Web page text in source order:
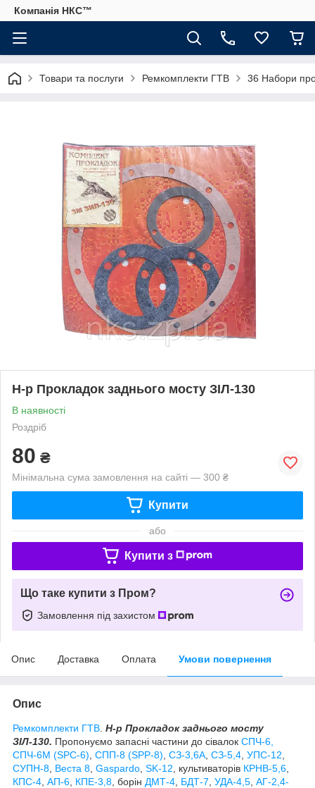
Компанія НКС™
Товари та послуги Ремкомплекти ГТВ 36 Набори
Н-р Прокладок заднього мосту ЗІЛ-130
В наявності
Роздріб
80 ₴
Мінімальна сума замовлення на сайті — 300 ₴
Купити
або
Купити з
Що таке купити з Пром?
Замовлення під захистом
Опис Доставка Оплата Умови повернення
Опис
Ремкомплекти ГТВ Н-р Прокладок заднього мосту
ЗІЛ-130. Пропонуємо запасні частини до сівалок СПЧ-6,
СПЧ-6М (ЅРС-6) СПП-8 (SPP-8) СЗ-3,6А СЗ-5,4 УПС-12
СУПН-8 Веста 8 Gaspardo SK-12 , культиваторів КРНВ-5,6
КПС-4 АП-6 КПЕ-3,8 , борін ДМТ-4 БДТ-7 УДА-4,5 АГ-2,4-